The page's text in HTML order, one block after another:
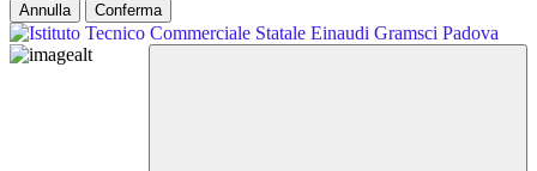
Annulla Conferma